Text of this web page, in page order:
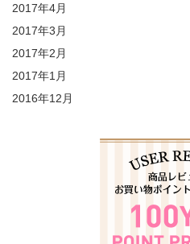
2017年4月
2017年3月
2017年2月
2017年1月
2016年12月